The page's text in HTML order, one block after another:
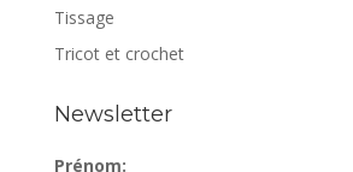
Tissage
Tricot et crochet
Newsletter
Prénom: